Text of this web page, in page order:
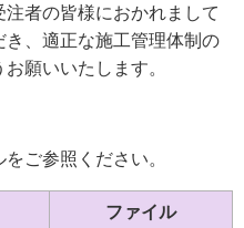
者の皆様におかれまして
、適正な施工管理体制の
願いいたします。
ご参照ください。
ファイル